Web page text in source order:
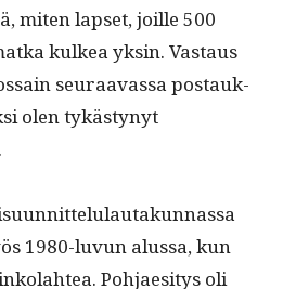
miten lapset, joille 500
kulkea yksin. Vas­taus
seu­raavas­sa postauk­
olen tykästynyt
1980-luvun alus­sa, kun
Poh­jae­si­tys oli